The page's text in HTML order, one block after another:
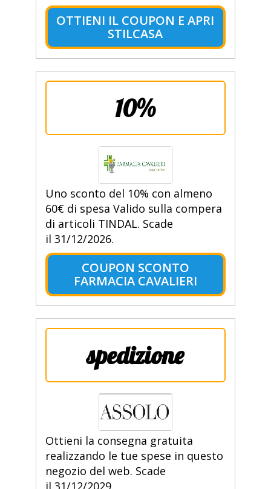
OTTIENI IL COUPON E APRI
STILCASA
10%
Uno sconto del 10% con almeno
60€ di spesa Valido sulla compera
di articoli TINDAL. Scade
il 31/12/2026.
COUPON SCONTO
FARMACIA CAVALIERI
spedizione
Ottieni la consegna gratuita
realizzando le tue spese in questo
negozio del web. Scade